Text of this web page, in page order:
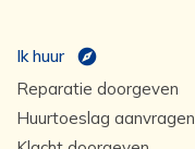
Ik huur
Reparatie doorgeven
Huurtoeslag aanvragen